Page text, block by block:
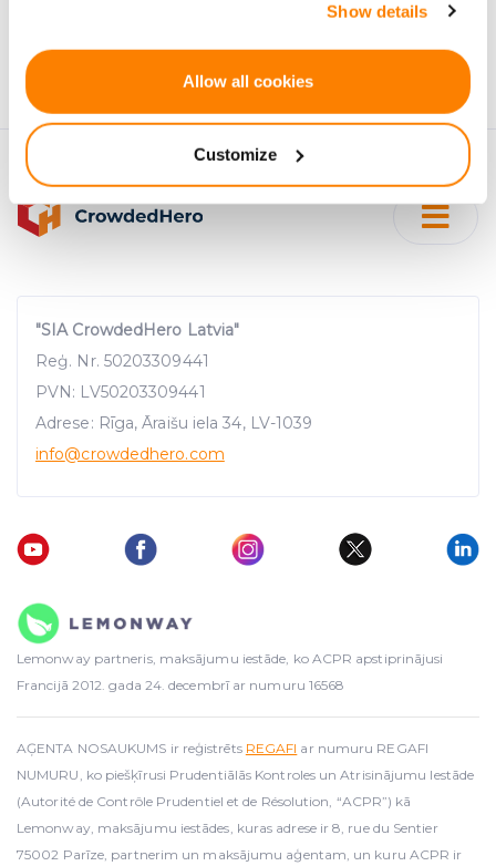
If you allow, we would also like to:
location which can be accurate to within several
Identify your device by actively scanning it for
specific characteristics (fingerprinting)
Find out more about how your personal data is processed
We use cookies to provide website functionality, analyse
advertising. See more in our
Show details
Allow all cookies
Customize
Personu dati tiks apstrādāti saskaņā ar CrowdedHero
Privātuma politika. Jūs varat atteikties no jaunumiem
"SIA CrowdedHero Latvia"
Reģ. Nr. 50203309441
PVN: LV50203309441
Adrese: Rīga, Āraišu iela 34, LV-1039
info@crowdedhero.com
Lemonway partneris, maksājumu iestāde, ko ACPR apstiprinājusi
Francijā 2012. gada 24. decembrī ar numuru 16568
AĢENTA NOSAUKUMS ir reģistrēts REGAFI ar numuru REGAFI
NUMURU, ko piešķīrusi Prudentiālās Kontroles un Atrisinājumu Iestāde
(Autorité de Contrôle Prudentiel et de Résolution, “ACPR”) kā
Lemonway, maksājumu iestādes, kuras adrese ir 8, rue du Sentier
75002 Parīze, partnerim un maksājumu aģentam, un kuru ACPR ir